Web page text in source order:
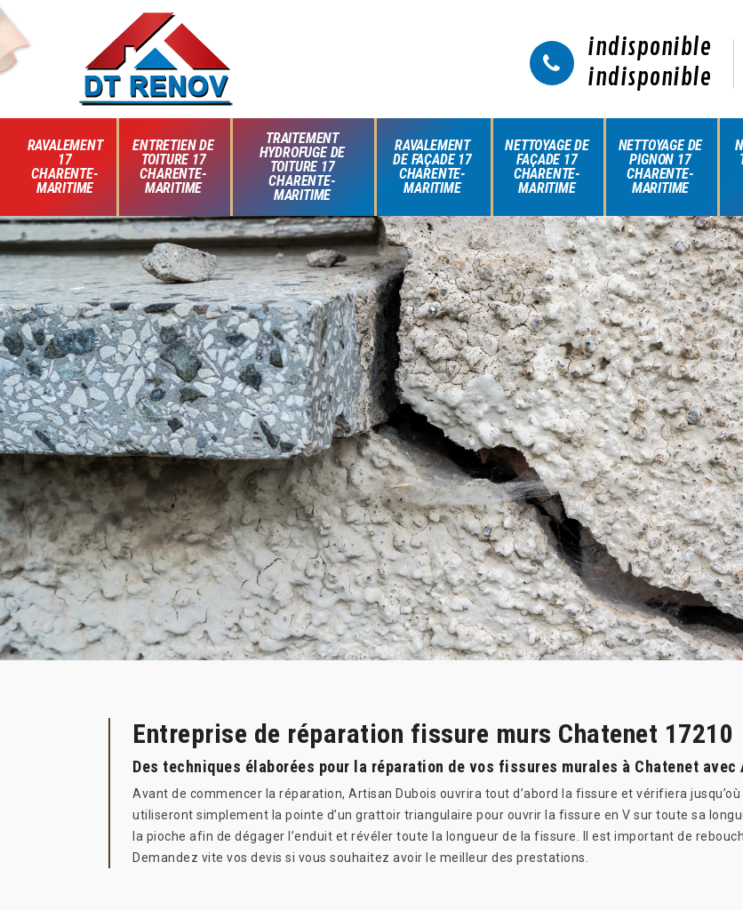
indisponible
indisponible
RAVALEMENT
17
CHARENTE-
MARITIME
ENTRETIEN DE
TOITURE 17
CHARENTE-
MARITIME
TRAITEMENT
HYDROFUGE DE
TOITURE 17
CHARENTE-
MARITIME
RAVALEMENT
DE FAÇADE 17
CHARENTE-
MARITIME
NETTOYAGE DE
FAÇADE 17
CHARENTE-
MARITIME
NETTOYAGE DE
PIGNON 17
CHARENTE-
MARITIME
Entreprise de réparation fissure murs Chatenet 17210
Des techniques élaborées pour la réparation de vos fissures murales à Chatenet avec
Avant de commencer la réparation, Artisan Dubois ouvrira tout d’abord la fissure et vérifiera
utiliseront simplement la pointe d’un grattoir triangulaire pour ouvrir la fissure en V sur toute sa
la pioche afin de dégager l’enduit et révéler toute la longueur de la fissure. Il est important de
Demandez vite vos devis si vous souhaitez avoir le meilleur des prestations.